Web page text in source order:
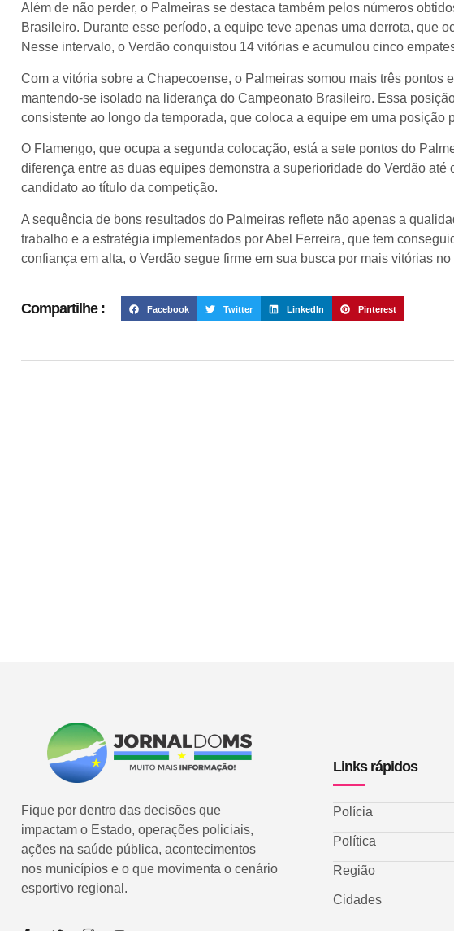
Além de não perder, o Palmeiras se destaca também pelos números
Brasileiro. Durante esse período, a equipe teve apenas uma derrota, que
Nesse intervalo, o Verdão conquistou 14 vitórias e acumulou cinco
Com a vitória sobre a Chapecoense, o Palmeiras somou mais três pontos
mantendo-se isolado na liderança do Campeonato Brasileiro. Essa
consistente ao longo da temporada, que coloca a equipe em uma posição
O Flamengo, que ocupa a segunda colocação, está a sete pontos do
diferença entre as duas equipes demonstra a superioridade do Verdão até
candidato ao título da competição.
A sequência de bons resultados do Palmeiras reflete não apenas a
trabalho e a estratégia implementados por Abel Ferreira, que tem
confiança em alta, o Verdão segue firme em sua busca por mais vitórias
Compartilhe : Facebook Twitter LinkedIn Pinterest
Fique por dentro das decisões que
impactam o Estado, operações policiais,
ações na saúde pública, acontecimentos
nos municípios e o que movimenta o cenário
esportivo regional.
Links rápidos
Polícia
Política
Região
Cidades